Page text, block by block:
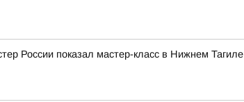
России показал мастер-класс в Нижнем Тагиле